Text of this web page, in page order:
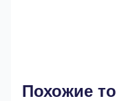
Похожие